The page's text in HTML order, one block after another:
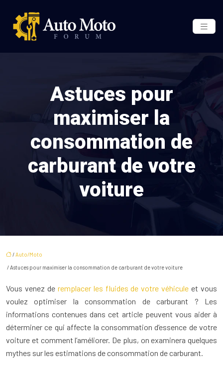
Astuces pour
maximiser la
consommation de
carburant de votre
voiture
/Auto/Moto
/ Astuces pour maximiser la consommation de carburant de votre voiture
Vous venez de remplacer les fluides de votre véhicule et vous
voulez optimiser la consommation de carburant ? Les
informations contenues dans cet article peuvent vous aider à
déterminer ce qui affecte la consommation d’essence de votre
voiture et comment l’améliorer. De plus, on examinera quelques
mythes sur les estimations de consommation de carburant.